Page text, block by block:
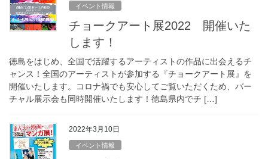
イベント情報
チョークアート展2022 開催いた
します！
徳島をはじめ、全国で活躍するアーティストの作品に出会えるチ
ャンス！全国のアーティストが参加する『チョークアート展』を
開催いたします。コロナ禍でも安心してご覧いただくため、バー
チャル展示会も同時開催いたします！徳島県内でチ […]
2022年3月10日
イベント情報